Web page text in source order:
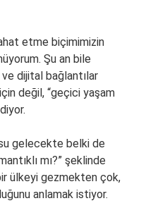
etme biçimimizin
Şu an bile
dijital bağlantılar
değil, “geçici yaşam
gelecekte belki de
mı?” şeklinde
ülkeyi gezmekten çok,
anlamak istiyor.